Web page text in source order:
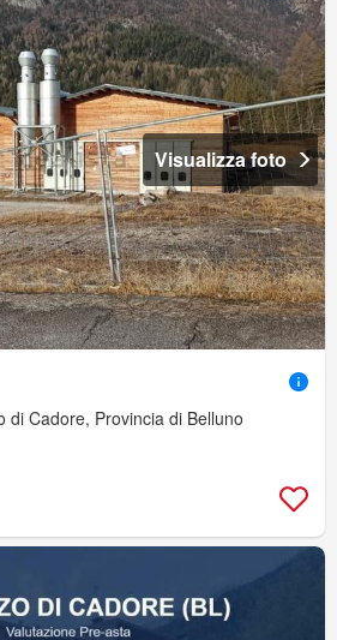
Visualizza foto
di Cadore, Provincia di Belluno